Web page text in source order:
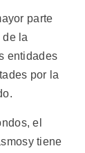
parte
la
entidades
por la
el
tiene